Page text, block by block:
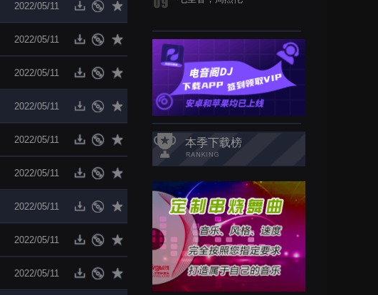
2022/05/11
2022/05/11
2022/05/11
2022/05/11
2022/05/11
2022/05/11
2022/05/11
2022/05/11
2022/05/11
本季下载榜